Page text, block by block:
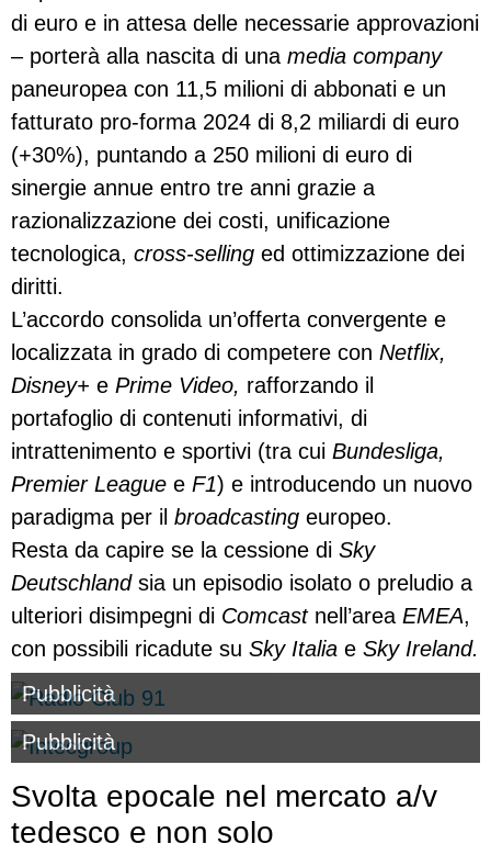
di euro e in attesa delle necessarie approvazioni
– porterà alla nascita di una media company
paneuropea con 11,5 milioni di abbonati e un
fatturato pro-forma 2024 di 8,2 miliardi di euro
(+30%), puntando a 250 milioni di euro di
sinergie annue entro tre anni grazie a
razionalizzazione dei costi, unificazione
tecnologica, cross-selling ed ottimizzazione dei
diritti.
L’accordo consolida un’offerta convergente e
localizzata in grado di competere con Netflix,
Disney+ e Prime Video, rafforzando il
portafoglio di contenuti informativi, di
intrattenimento e sportivi (tra cui Bundesliga,
Premier League e F1) e introducendo un nuovo
paradigma per il broadcasting europeo.
Resta da capire se la cessione di Sky
Deutschlandsia un episodio isolato o preludio a
ulteriori disimpegni di Comcastnell’area EMEA,
con possibili ricadute su Sky Italia e Sky Ireland.
Pubblicità
Pubblicità
Svolta epocale nel mercato a/v
tedesco e non solo